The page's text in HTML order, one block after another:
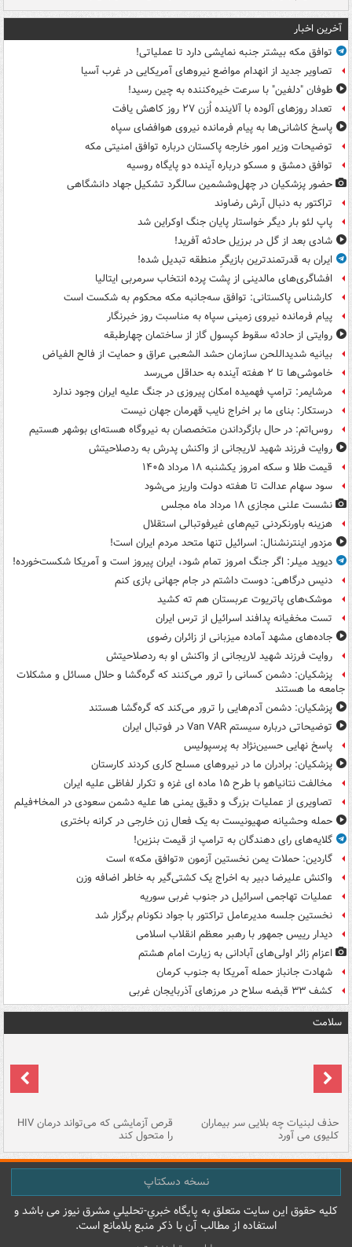
آخرین اخبار
توافق مکه بیشتر جنبه نمایشی دارد تا عملیاتی!
تصاویر جدید از انهدام مواضع نیروهای آمریکایی در غرب آسیا
طوفان "دلفین" با سرعت خیره‌کننده به چین رسید!
تعداد روزهای آلوده با آلاینده اُزن ۲۷ روز کاهش یافت
پاسخ کاشانی‌ها به پیام فرمانده نیروی هوافضای سپاه
توضیحات وزیر امور خارجه پاکستان درباره توافق امنیتی مکه
توافق دمشق و مسکو درباره آینده دو پایگاه روسیه
حضور پزشکیان در چهل‌وششمین سالگرد تشکیل جهاد دانشگاهی
تراکتور به دنبال آرش رضاوند
پاپ لئو بار دیگر خواستار پایان جنگ اوکراین شد
شادی بعد از گل در برزیل حادثه آفرید!
ایران به قدرتمندترین بازیگرِ منطقه تبدیل شده!
افشاگری‌های مالدینی از پشت پرده انتخاب سرمربی ایتالیا
کارشناس پاکستانی: توافق سه‌جانبه مکه محکوم به شکست است
پیام فرمانده نیروی زمینی سپاه به مناسبت روز خبرنگار
روایتی از حادثه سقوط کپسول گاز از ساختمان چهارطبقه
بیانیه شدیداللحن سازمان حشد الشعبی عراق و حمایت از فالح الفیاض
خاموشی‌ها تا ۲ هفته آینده به حداقل می‌رسد
مرشایمر: ترامپ فهمیده امکان پیروزی در جنگ علیه ایران وجود ندارد
درستکار: بنای ما بر اخراج نایب قهرمان جهان نیست
روس‌اتم: در حال بازگرداندن متخصصان به نیروگاه هسته‌ای بوشهر هستیم
روایت فرزند شهید لاریجانی از واکنش پدرش به ردصلاحیتش
قیمت طلا و سکه امروز یکشنبه ۱۸ مرداد ۱۴۰۵
سود سهام عدالت تا هفته دولت واریز می‌شود
نشست علنی مجازی ۱۸ مرداد ماه مجلس
هزینه باورنکردنی تیم‌های غیرفوتبالی استقلال
مزدور اینترنشنال: اسرائیل تنها متحد مردم ایران است!
دیوید میلر: اگر جنگ امروز تمام شود، ایران پیروز است و آمریکا شکست‌خورده!
دنیس درگاهی: دوست داشتم در جام جهانی بازی کنم
موشک‌های پاتریوت عربستان هم ته‌ کشید
تست مخفیانه پدافند اسرائیل از ترس ایران
جاده‌های مشهد آماده میزبانی از زائران رضوی
روایت فرزند شهید لاریجانی از واکنش او به ردصلاحیتش
پزشکیان: دشمن کسانی را ترور می‌کنند که گره‌گشا و حلال مسائل و مشکلات
جامعه ما هستند
پزشکیان: دشمن آدم‌هایی را ترور می‌کند که گره‌گشا هستند
توضیحاتی درباره سیستم Van VAR در فوتبال ایران
پاسخ نهایی حسین‌نژاد به پرسپولیس
پزشکیان: برادران ما در نیروهای مسلح کاری کردند کارستان
مخالفت نتانیاهو با طرح ۱۵ ماده ای غزه و تکرار لفاظی علیه ایران
تصاویری از عملیات بزرگ و دقیق یمنی ها علیه دشمن سعودی در المخا+فیلم
حمله وحشیانه صهیونیست به یک فعال زن خارجی در کرانه باختری
گلایه‌های رای دهندگان به ترامپ از قیمت بنزین!
گاردین: حملات یمن نخستین آزمون «توافق مکه» است
واکنش علیرضا دبیر به اخراج یک کشتی‌گیر به خاطر اضافه وزن
عملیات تهاجمی اسرائیل در جنوب غربی سوریه
نخستین جلسه مدیرعامل تراکتور با جواد نکونام برگزار شد
دیدار رییس جمهور با رهبر معظم انقلاب اسلامی
اعزام زائر اولی‌های آبادانی به زیارت امام هشتم
شهادت جانباز حمله آمریکا به جنوب کرمان
کشف ۳۳ قبضه سلاح در مرزهای آذربایجان غربی
سلامت
حذف لبنیات چه بلایی سر بیماران
کلیوی می آورد
قرص آزمایشی که می‌تواند درمان HIV
را متحول کند
نسخه دسکتاپ
کليه حقوق اين سايت متعلق به پایگاه خبري-تحليلي مشرق نيوز می باشد و
استفاده از مطالب آن با ذکر منبع بلامانع است.